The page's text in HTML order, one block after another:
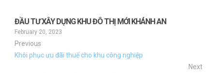
ĐẦU TƯ XÂY DỰNG KHU ĐÔ THỊ MỚI KHÁNH AN
February 20, 2023
Previous
Khôi phục ưu đãi thuế cho khu công nghiệp
Next